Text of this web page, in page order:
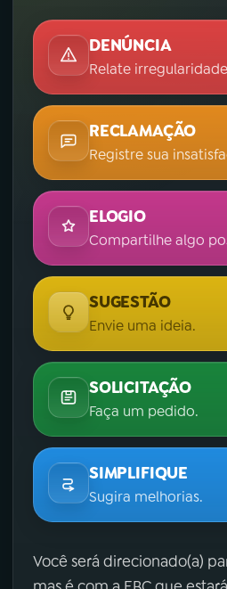
DENÚNCIA
Relate
RECLAMAÇÃO
Registre sua
ELOGIO
Compartilhe algo
SUGESTÃO
Envie uma ideia.
SOLICITAÇÃO
Faça um pedido.
SIMPLIFIQUE
Sugira melhorias.
Você será direcionado(a)